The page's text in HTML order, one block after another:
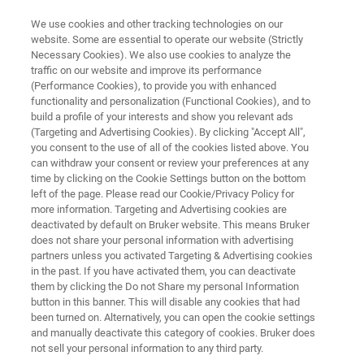
初の関西開催
AFMミーティング 2024 【関
西】
テーマ : AFMを用いた電池特性
評価
2024年10月17日（木） 新大阪
講演時間 13:00～17:00
座談会『みんなで話そう電池特性評価』
15:30~16:20
We use cookies and other tracking technologies on our
website. Some are essential to operate our website (Strictly
Necessary Cookies). We also use cookies to analyze the
traffic on our website and improve its performance
(Performance Cookies), to provide you with enhanced
functionality and personalization (Functional Cookies), and to
build a profile of your interests and show you relevant ads
(Targeting and Advertising Cookies). By clicking "Accept All",
you consent to the use of all of the cookies listed above. You
can withdraw your consent or review your preferences at any
time by clicking on the Cookie Settings button on the bottom
left of the page. Please read our Cookie/Privacy Policy for
more information. Targeting and Advertising cookies are
deactivated by default on Bruker website. This means Bruker
does not share your personal information with advertising
partners unless you activated Targeting & Advertising cookies
in the past. If you have activated them, you can deactivate
them by clicking the Do not Share my personal Information
button in this banner. This will disable any cookies that had
been turned on. Alternatively, you can open the cookie settings
and manually deactivate this category of cookies. Bruker does
not sell your personal information to any third party.